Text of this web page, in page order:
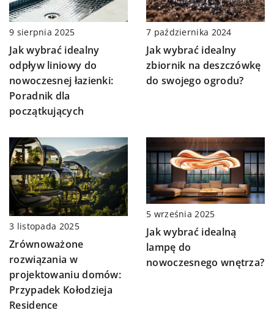
9 sierpnia 2025
Jak wybrać idealny
odpływ liniowy do
nowoczesnej łazienki:
Poradnik dla
początkujących
7 października 2024
Jak wybrać idealny
zbiornik na deszczówkę
do swojego ogrodu?
3 listopada 2025
Zrównoważone
rozwiązania w
projektowaniu domów:
Przypadek Kołodzieja
Residence
5 września 2025
Jak wybrać idealną
lampę do
nowoczesnego wnętrza?